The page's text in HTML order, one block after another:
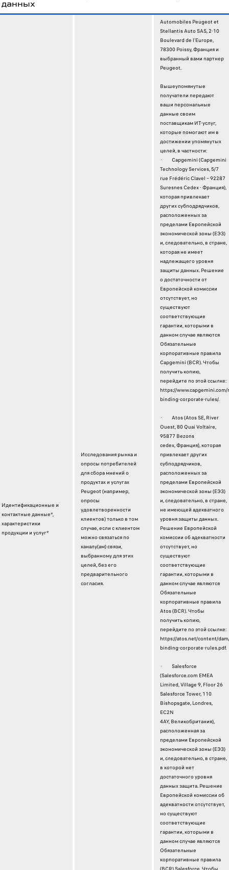
данных
Идентификационные и
контактные данные*,
характеристики
продукции и услуг*
Исследования рынка и
опросы потребителей
для сбора мнений о
продуктах и ​​услугах
Peugeot (например,
опросы
удовлетворенности
клиентов) только в том
случае, если с клиентом
можно связаться по
каналу(ам) связи,
выбранному для этих
целей, без его
предварительного
согласия.
Automobiles Peugeot et
Stellantis Auto SAS, 2-10
Boulevard de l’Europe,
78300 Poissy, Франция и
выбранный вами партнер
Peugeot.
Вышеупомянутые
получатели передают
ваши персональные
данные своим
поставщикам ИТ-услуг,
которые помогают им в
достижении упомянутых
целей, в частности:
· Capgemini (Capgemini
Technology Services, 5/7
rue Frédéric Clavel – 92287
Suresnes Cedex - Франция),
которая привлекает
других субподрядчиков,
расположенных за
пределами Европейской
экономической зоны (ЕЭЗ)
и, следовательно, в стране,
которая не имеет
надлежащего уровня
защиты данных. Решение
о достаточности от
Европейской комиссии
отсутствует, но
существуют
соответствующие
гарантии, которыми в
данном случае являются
Обязательные
корпоративные правила
Capgemini (BCR). Чтобы
получить копию,
перейдите по этой ссылке:
https://
binding-corporate-rules/.
· Atos (Atos SE, River
Ouest, 80 Quai Voltaire,
95877 Bezons
cedex, Франция), которая
привлекает других
субподрядчиков,
расположенных за
пределами Европейской
экономической зоны (ЕЭЗ)
и, следовательно, в стране,
не имеющей адекватного
уровня защиты данных.
Решение Европейской
комиссии об адекватности
отсутствует, но
существуют
соответствующие
гарантии, которыми в
данном случае являются
Обязательные
корпоративные правила
Atos (BCR). Чтобы
получить копию,
перейдите по этой ссылке:
https://atos.net/content/
binding-corporate-rules.pdf.
· Salesforce
(Salesforce.com EMEA
Limited, Village 9, Floor 26
Salesforce Tower, 110
Bishopsgate, Londres,
EC2N
4AY, Великобритания),
расположенная за
пределами Европейской
экономической зоны (ЕЭЗ)
и, следовательно, в стране,
в которой нет
достаточного уровня
данных защита. Решение
Европейской комиссии об
адекватности отсутствует,
но существуют
соответствующие
гарантии, которыми в
данном случае являются
Обязательные
корпоративные правила